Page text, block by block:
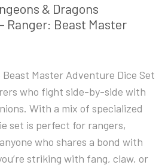
& Dragons
Ranger: Beast Master
Master Adventure Dice Set
who fight side-by-side with
With a mix of specialized
set is perfect for rangers,
who shares a bond with
striking with fang, claw, or